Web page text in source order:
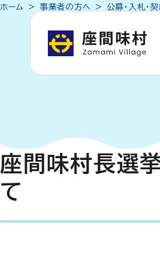
ホーム 事業者の方へ 公募・入札・
座間味村長選
て